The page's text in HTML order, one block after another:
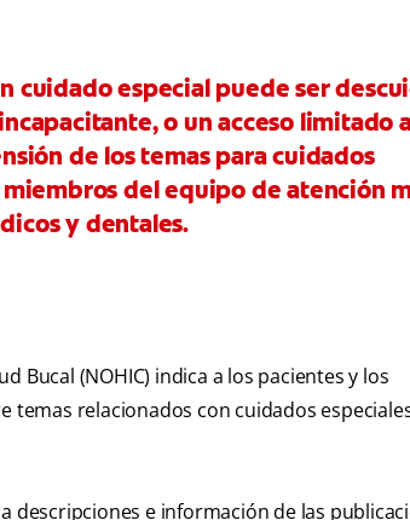
cuidado especial puede ser
o un acceso limitado
de los temas para cuidados
del equipo de atención
y dentales.
Bucal (NOHIC) indica a los pacientes y los
relacionados con cuidados
descripciones e información de las